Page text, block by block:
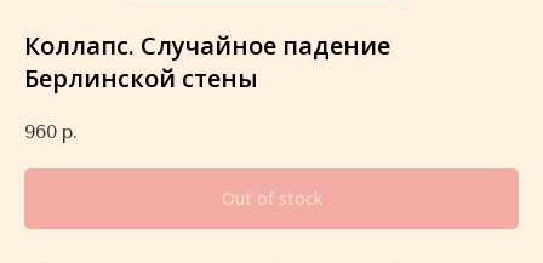
Коллапс. Случайное падение
Берлинской стены
960 р.
Out of stock